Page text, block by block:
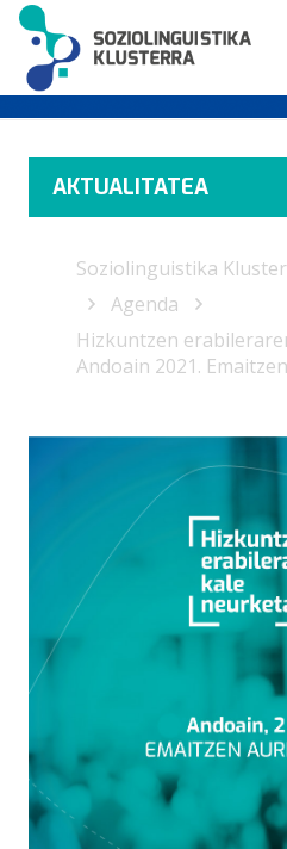
AKTUALITATEA
Soziolinguistika
Agenda
Hizkuntzen
Andoain 2021.